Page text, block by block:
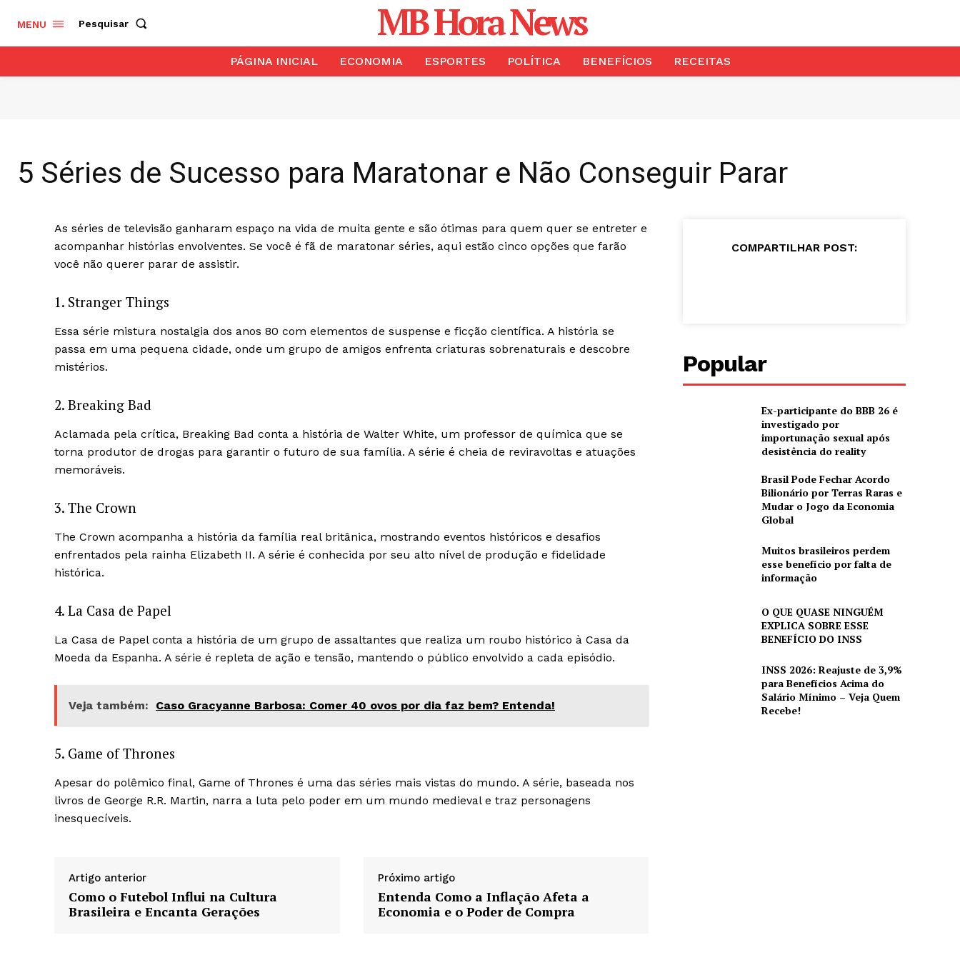
MENU Pesquisar MB Hora News
PÁGINA INICIAL ECONOMIA ESPORTES POLÍTICA BENEFÍCIOS RECEITAS
5 Séries de Sucesso para Maratonar e Não Conseguir Parar
As séries de televisão ganharam espaço na vida de muita gente e são ótimas para quem quer se entreter e
acompanhar histórias envolventes. Se você é fã de maratonar séries, aqui estão cinco opções que farão
você não querer parar de assistir.
1. Stranger Things
Essa série mistura nostalgia dos anos 80 com elementos de suspense e ficção científica. A história se
passa em uma pequena cidade, onde um grupo de amigos enfrenta criaturas sobrenaturais e descobre
mistérios.
2. Breaking Bad
Aclamada pela crítica, Breaking Bad conta a história de Walter White, um professor de química que se
torna produtor de drogas para garantir o futuro de sua família. A série é cheia de reviravoltas e atuações
memoráveis.
3. The Crown
The Crown acompanha a história da família real britânica, mostrando eventos históricos e desafios
enfrentados pela rainha Elizabeth II. A série é conhecida por seu alto nível de produção e fidelidade
histórica.
4. La Casa de Papel
La Casa de Papel conta a história de um grupo de assaltantes que realiza um roubo histórico à Casa da
Moeda da Espanha. A série é repleta de ação e tensão, mantendo o público envolvido a cada episódio.
Veja também: Caso Gracyanne Barbosa: Comer 40 ovos por dia faz bem? Entenda!
5. Game of Thrones
Apesar do polêmico final, Game of Thrones é uma das séries mais vistas do mundo. A série, baseada nos
livros de George R.R. Martin, narra a luta pelo poder em um mundo medieval e traz personagens
inesquecíveis.
Artigo anterior
Como o Futebol Influi na Cultura
Brasileira e Encanta Gerações
Próximo artigo
Entenda Como a Inflação Afeta a
Economia e o Poder de Compra
COMPARTILHAR POST:
Popular
Ex-participante do BBB 26 é
investigado por
importunação sexual após
desistência do reality
Brasil Pode Fechar Acordo
Bilionário por Terras Raras e
Mudar o Jogo da Economia
Global
Muitos brasileiros perdem
esse benefício por falta de
informação
O QUE QUASE NINGUÉM
EXPLICA SOBRE ESSE
BENEFÍCIO DO INSS
INSS 2026: Reajuste de 3,9%
para Benefícios Acima do
Salário Mínimo – Veja Quem
Recebe!